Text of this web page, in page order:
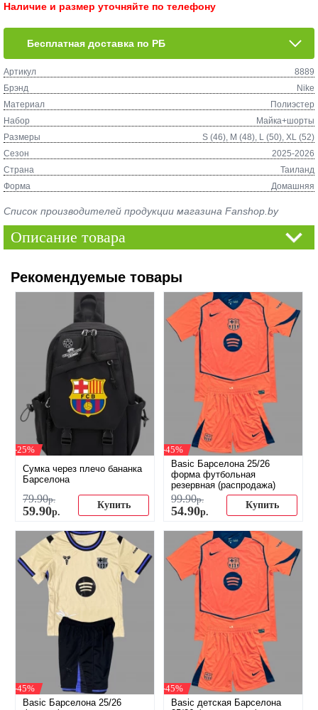
Наличие и размер уточняйте по телефону
Бесплатная доставка по РБ
Артикул
8889
Брэнд
Nike
Материал
Полиэстер
Набор
Майка+шорты
Размеры
S (46), M (48), L (50), XL (52)
Сезон
2025-2026
Страна
Таиланд
Форма
Домашняя
Список производителей продукции магазина Fanshop.by
Описание товара
Рекомендуемые товары
-25%
Сумка через плечо бананка
Барселона
79.90р.
59.90р.
Купить
-45%
Basic Барселона 25/26
форма футбольная
резервная (распродажа)
99.90р.
54.90р.
Купить
-45%
Basic Барселона 25/26
-45%
Basic детская Барселона